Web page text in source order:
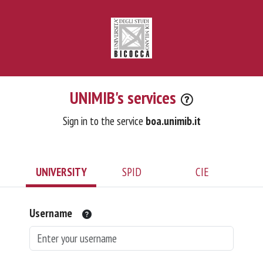
UNIMIB's services
Sign in to the service boa.unimib.it
UNIVERSITY SPID CIE
Username